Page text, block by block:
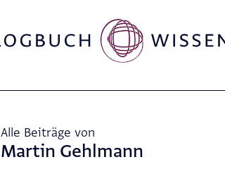
Alle Beiträge von
Martin Gehlmann